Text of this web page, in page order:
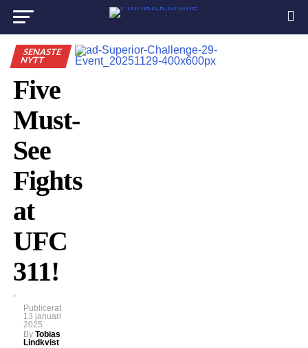
SENASTE
NYTT
Five
Must-
See
Fights
at
UFC
311!
Publicerat
13 januari
2025
By Tobias
Lindkvist